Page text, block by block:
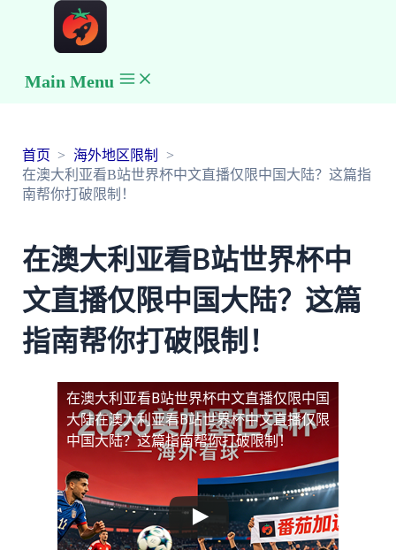
Main Menu
首页
海外地区限制
在澳大利亚看B站世界杯中文直播仅限中国大陆？这篇指
南帮你打破限制！
在澳大利亚看B站世界杯中
文直播仅限中国大陆？这篇
指南帮你打破限制！
在澳大利亚看B站世界杯中文直播仅限中国
大陆在澳大利亚看B站世界杯中文直播仅限
中国大陆？这篇指南帮你打破限制！